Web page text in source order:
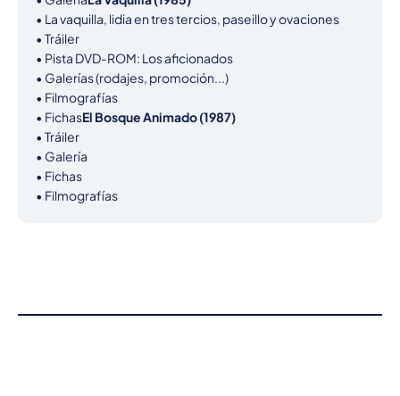
• La vaquilla, lidia en tres tercios, paseillo y ovaciones
• Tráiler
• Pista DVD-ROM: Los aficionados
• Galerías (rodajes, promoción...)
• Filmografías
• FichasEl Bosque Animado (1987)
• Tráiler
• Galería
• Fichas
• Filmografías